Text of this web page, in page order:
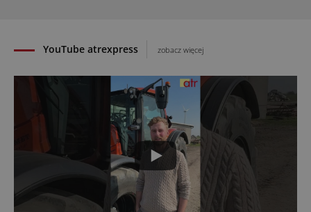
YouTube atrexpress zobacz więcej